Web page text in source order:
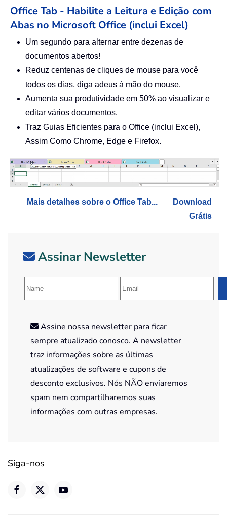
Office Tab - Habilite a Leitura e Edição com
Abas no Microsoft Office (inclui Excel)
Um segundo para alternar entre dezenas de
documentos abertos!
Reduz centenas de cliques de mouse para você
todos os dias, diga adeus à mão do mouse.
Aumenta sua produtividade em 50% ao visualizar e
editar vários documentos.
Traz Guias Eficientes para o Office (inclui Excel),
Assim Como Chrome, Edge e Firefox.
Mais detalhes sobre o Office Tab...
Download
Grátis
Assinar Newsletter
Assine nossa newsletter para ficar
sempre atualizado conosco. A newsletter
traz informações sobre as últimas
atualizações de software e cupons de
desconto exclusivos. Nós NÃO enviaremos
spam nem compartilharemos suas
informações com outras empresas.
Siga-nos